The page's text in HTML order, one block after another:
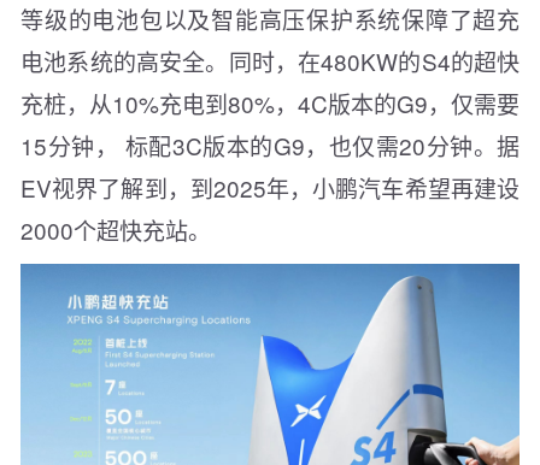
等级的电池包以及智能高压保护系统保障了超充
电池系统的高安全。同时，在480KW的S4的超快
充桩，从10%充电到80%，4C版本的G9，仅需要
15分钟， 标配3C版本的G9，也仅需20分钟。据
EV视界了解到，到2025年，小鹏汽车希望再建设
2000个超快充站。